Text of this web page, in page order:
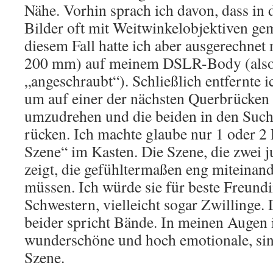
Nähe. Vorhin sprach ich davon, dass in
Bilder oft mit Weitwinkelobjektiven
diesem Fall hatte ich aber
200 mm) auf meinem DSLR-Body
„angeschraubt“). Schließlich entfernte
um auf einer der nächsten
umzudrehen und die beiden in den
rücken. Ich machte glaube nur 1 oder 2
Szene“ im Kasten. Die Szene, die zwei
zeigt, die gefühltermaßen eng
müssen. Ich würde sie für beste
Schwestern, vielleicht sogar Zwillinge.
beider spricht Bände. In meinen Augen
wunderschöne und hoch emotionale,
Szene.